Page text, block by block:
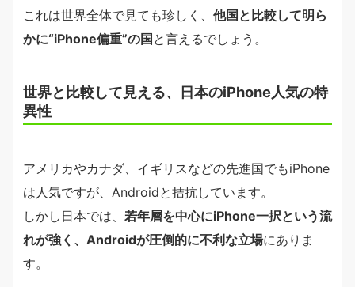
これは世界全体で見ても珍しく、 他国と比較して明ら
かに“iPhone偏重”の国と言えるでしょう。
世界と比較して見える、日本のiPhone人気の特
異性
アメリカやカナダ、イギリスなどの先進国でもiPhone
は人気ですが、Androidと拮抗しています。
しかし日本では、 若年層を中心にiPhone一択という流
れが強く、Androidが圧倒的に不利な立場にありま
す。